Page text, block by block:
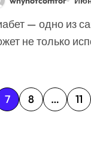
не только
7 8 … 11